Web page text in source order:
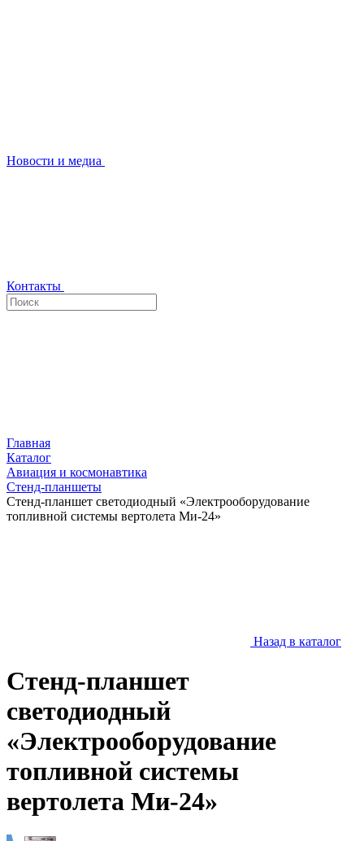
Новости и медиа
Контакты
Главная
Каталог
Авиация и космонавтика
Стенд-планшеты
Стенд-планшет светодиодный «Электрооборудование
топливной системы вертолета Ми-24»
Назад в каталог
Стенд-планшет
светодиодный
«Электрооборудование
топливной системы
вертолета Ми-24»